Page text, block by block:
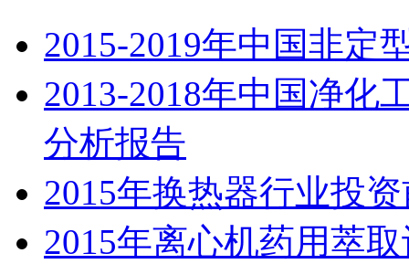
2015-2019年中国非定
2013-2018年中国净化
分析报告
2015年换热器行业投
2015年离心机药用萃